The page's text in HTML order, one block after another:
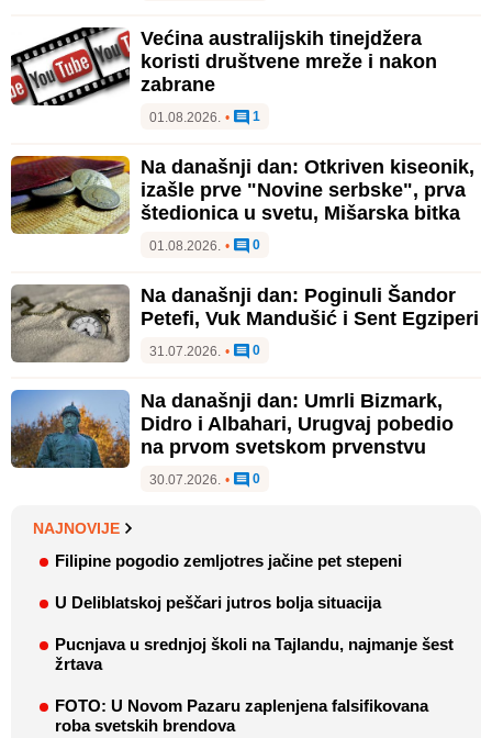
Većina australijskih tinejdžera
koristi društvene mreže i nakon
zabrane
01.08.2026. • 1
Na današnji dan: Otkriven kiseonik,
izašle prve "Novine serbske", prva
štedionica u svetu, Mišarska bitka
01.08.2026. • 0
Na današnji dan: Poginuli Šandor
Petefi, Vuk Mandušić i Sent Egziperi
31.07.2026. • 0
Na današnji dan: Umrli Bizmark,
Didro i Albahari, Urugvaj pobedio
na prvom svetskom prvenstvu
30.07.2026. • 0
NAJNOVIJE
Filipine pogodio zemljotres jačine pet stepeni
U Deliblatskoj peščari jutros bolja situacija
Pucnjava u srednjoj školi na Tajlandu, najmanje šest
žrtava
FOTO: U Novom Pazaru zaplenjena falsifikovana
roba svetskih brendova